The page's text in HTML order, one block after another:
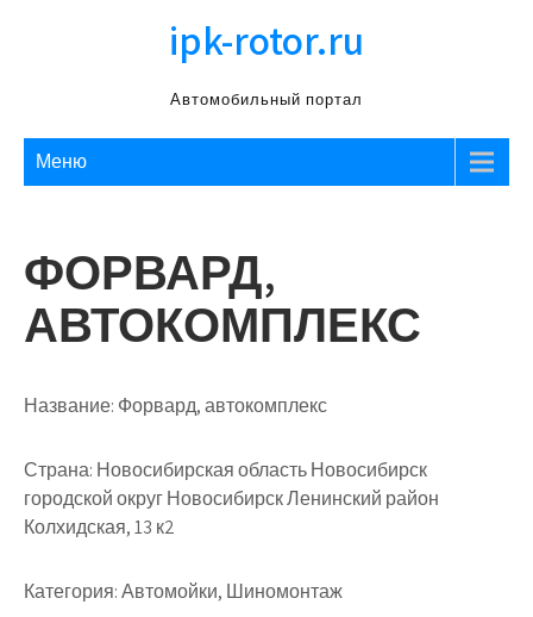
ipk-rotor.ru
Автомобильный портал
Меню
ФОРВАРД,
АВТОКОМПЛЕКС
Название: Форвард, автокомплекс
Страна: Новосибирская область Новосибирск
городской округ Новосибирск Ленинский район
Колхидская, 13 к2
Категория:Автомойки, Шиномонтаж